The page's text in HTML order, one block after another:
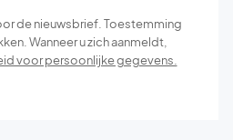
de nieuwsbrief. Toestemming
Wanneer u zich aanmeldt,
voor persoonlijke gegevens.